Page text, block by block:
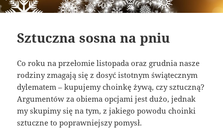
Sztuczna sosna na pniu
Co roku na przełomie listopada oraz grudnia nasze
rodziny zmagają się z dosyć istotnym świątecznym
dylematem – kupujemy choinkę żywą, czy sztuczną?
Argumentów za obiema opcjami jest dużo, jednak
my skupimy się na tym, z jakiego powodu choinki
sztuczne to poprawniejszy pomysł.